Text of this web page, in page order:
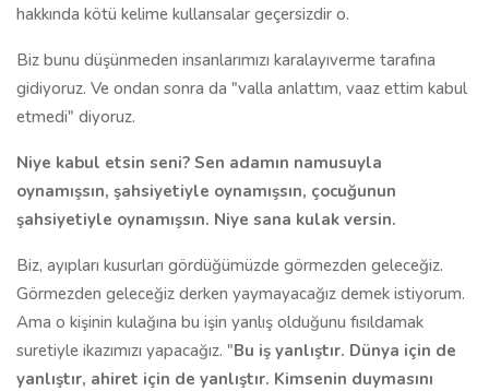
hakkında kötü kelime kullansalar geçersizdir o.
Biz bunu düşünmeden insanlarımızı karalayıverme tarafına
gidiyoruz. Ve ondan sonra da "valla anlattım, vaaz ettim kabul
etmedi" diyoruz.
Niye kabul etsin seni? Sen adamın namusuyla
oynamışsın, şahsiyetiyle oynamışsın, çocuğunun
şahsiyetiyle oynamışsın. Niye sana kulak versin.
Biz, ayıpları kusurları gördüğümüzde görmezden geleceğiz.
Görmezden geleceğiz derken yaymayacağız demek istiyorum.
Ama o kişinin kulağına bu işin yanlış olduğunu fısıldamak
suretiyle ikazımızı yapacağız. "Bu iş yanlıştır. Dünya için de
yanlıştır, ahiret için de yanlıştır. Kimsenin duymasını